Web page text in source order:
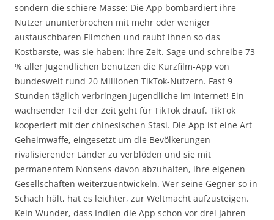
sondern die schiere Masse: Die App bombardiert ihre
Nutzer ununterbrochen mit mehr oder weniger
austauschbaren Filmchen und raubt ihnen so das
Kostbarste, was sie haben: ihre Zeit. Sage und schreibe 73
% aller Jugendlichen benutzen die Kurzfilm-App von
bundesweit rund 20 Millionen TikTok-Nutzern. Fast 9
Stunden täglich verbringen Jugendliche im Internet! Ein
wachsender Teil der Zeit geht für TikTok drauf. TikTok
kooperiert mit der chinesischen Stasi. Die App ist eine Art
Geheimwaffe, eingesetzt um die Bevölkerungen
rivalisierender Länder zu verblöden und sie mit
permanentem Nonsens davon abzuhalten, ihre eigenen
Gesellschaften weiterzuentwickeln. Wer seine Gegner so in
Schach hält, hat es leichter, zur Weltmacht aufzusteigen.
Kein Wunder, dass Indien die App schon vor drei Jahren